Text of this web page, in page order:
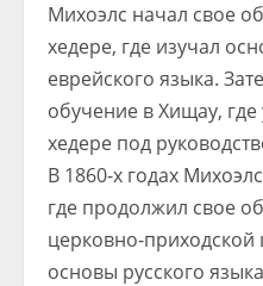
Михоэлс начал свое
хедере, где изучал
еврейского языка.
обучение в Хищау,
хедере под
В 1860-х годах
где продолжил свое
церковно-приходской
основы русского